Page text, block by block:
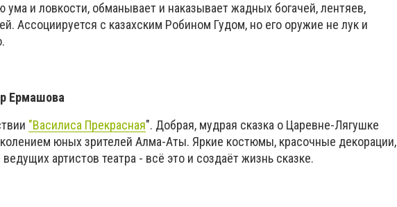
и ловкости, обманывает и наказывает жадных богачей, лентяев,
Ассоциируется с казахским Робином Гудом, но его оружие не лук и
Ермашова
"Василиса Прекрасная". Добрая, мудрая сказка о Царевне-Лягушке
юных зрителей Алма-Аты. Яркие костюмы, красочные декорации,
артистов театра - всё это и создаёт жизнь сказке.